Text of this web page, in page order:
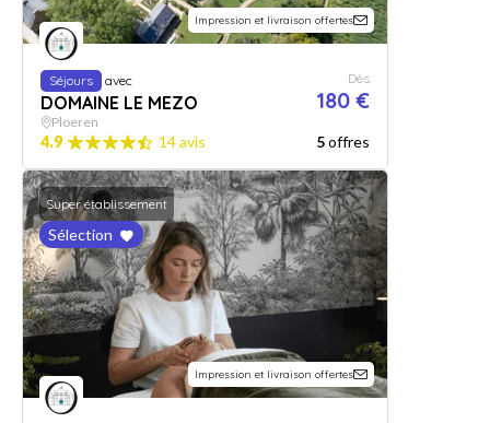
Impression et livraison offertes
Séjours avec
DOMAINE LE MEZO
Dès
180 €
Ploeren
4.9 14 avis 5offres
Super établissement
Sélection
Impression et livraison offertes